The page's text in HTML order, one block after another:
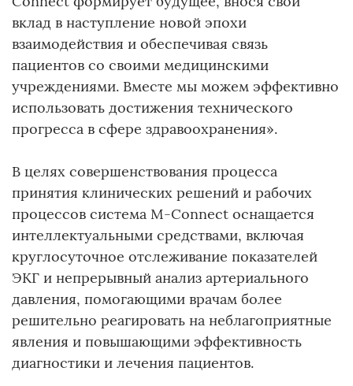
вклад в наступление новой эпохи
взаимодействия и обеспечивая связь
пациентов со своими медицинскими
учреждениями. Вместе мы можем эффективно
использовать достижения технического
прогресса в сфере здравоохранения».
В целях совершенствования процесса
принятия клинических решений и рабочих
процессов система M-Connect оснащается
интеллектуальными средствами, включая
круглосуточное отслеживание показателей
ЭКГ и непрерывный анализ артериального
давления, помогающими врачам более
решительно реагировать на неблагоприятные
явления и повышающими эффективность
диагностики и лечения пациентов.